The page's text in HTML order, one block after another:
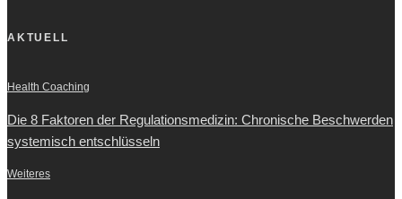
AKTUELL
Health Coaching
Die 8 Faktoren der Regulationsmedizin: Chronische Beschwerden
systemisch entschlüsseln
Weiteres